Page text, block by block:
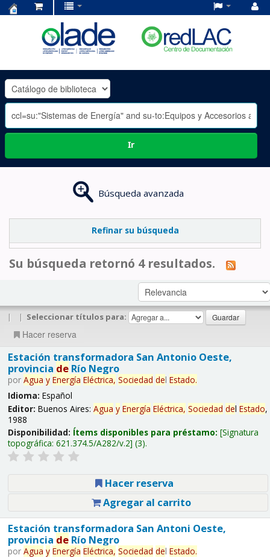
OLADE
-
Ir
Búsqueda avanzada
Refinar su búsqueda
Su búsqueda retornó 4 resultados.
| | Seleccionar títulos para:
Hacer reserva
Estación transformadora San Antonio Oeste,
provincia deRío Negro
por Agua y Energía Eléctrica, Sociedad del Estado.
Idioma: Español
Editor: Buenos Aires: Agua y Energía Eléctrica, Sociedad del Estado,
1988
Disponibilidad: Ítems disponibles para préstamo: Signatura
topográfica: 621.374.5/A282/v.2 (3).
Hacer reserva
Agregar al carrito
Estación transformadora San Antoni Oeste,
provincia deRío Negro
por Agua y Energía Eléctrica, Sociedad del Estado.